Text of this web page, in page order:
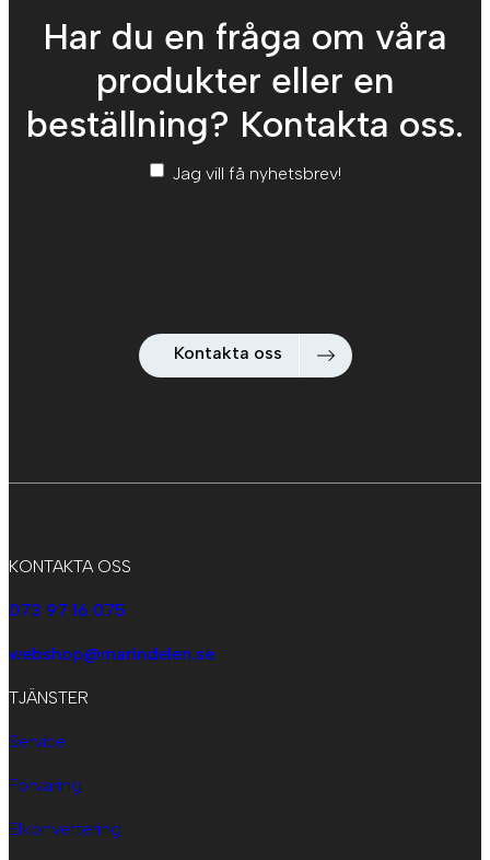
Har du en fråga om våra
produkter eller en
beställning? Kontakta oss.
Nyhetsbrev*
Jag vill få nyhetsbrev!
Kontakta oss
KONTAKTA OSS
073 97 16 075
webshop@marindelen.se
TJÄNSTER
Service
Förvaring
Elkonvertering